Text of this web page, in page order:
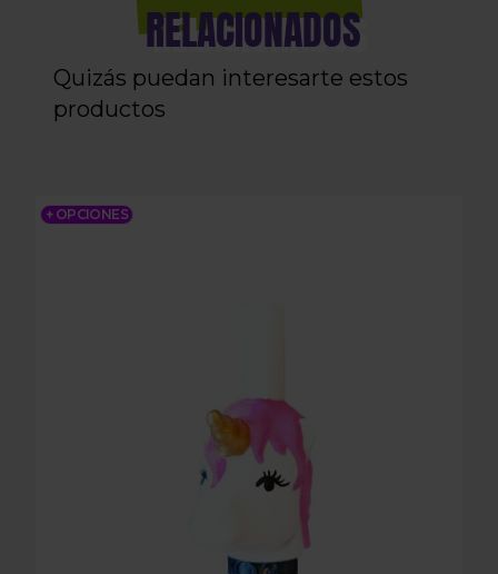
RELACIONADOS
Quizás puedan interesarte estos
productos
+ OPCIONES
MQ3D UNICORNIO